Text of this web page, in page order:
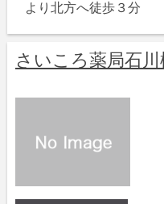
より北方へ徒歩３分
さいころ薬局石川